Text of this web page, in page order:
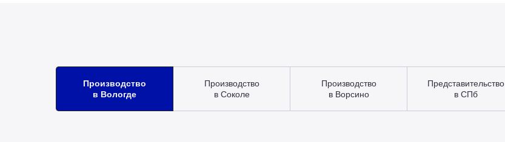
Производство
в Вологде
Производство
в Соколе
Производство
в Ворсино
Представительство
в СПб